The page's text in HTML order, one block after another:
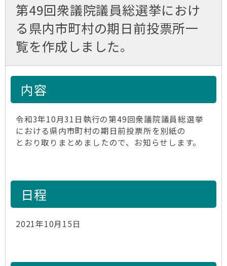
第49回衆議院議員総選挙におけ
る県内市町村の期日前投票所一
覧を作成しました。
内容
令和3年10月31日執行の第49回衆議院議員総選挙
における県内市町村の期日前投票所を別紙の
とおり取りまとめましたので、お知らせします。
日程
2021年10月15日